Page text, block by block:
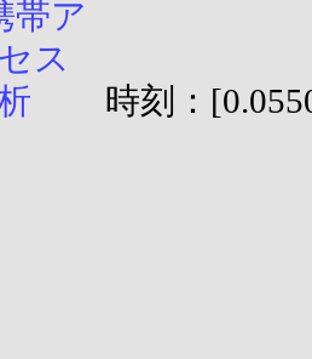
時刻：